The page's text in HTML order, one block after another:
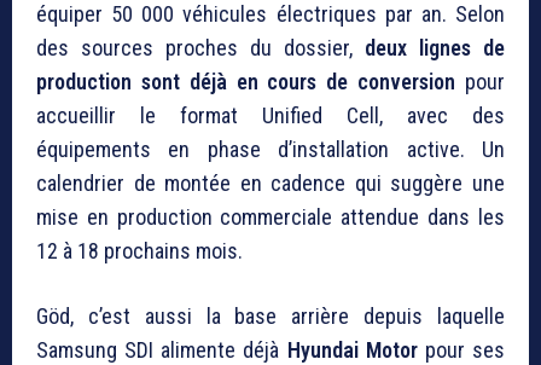
équiper 50 000 véhicules électriques par an. Selon
des sources proches du dossier, deux lignes de
production sont déjà en cours de conversion pour
accueillir le format Unified Cell, avec des
équipements en phase d’installation active. Un
calendrier de montée en cadence qui suggère une
mise en production commerciale attendue dans les
12 à 18 prochains mois.
Göd, c’est aussi la base arrière depuis laquelle
Samsung SDI alimente déjà Hyundai Motorpour ses